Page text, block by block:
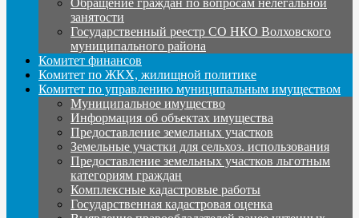
занятости
Государственный реестр СО НКО Волховского
муниципального района
Комитет финансов
Комитет по ЖКХ, жилищной политике
Комитет по управлению муниципальным имуществом
Муниципальное имущество
Информация об объектах имущества
Предоставление земельных участков
Земельные участки для сельхоз. использования
Предоставление земельных участков льготным
категориям граждан
Комплексные кадастровые работы
Государственная кадастровая оценка